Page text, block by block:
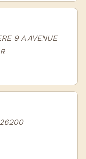
9 A AVENUE
26200